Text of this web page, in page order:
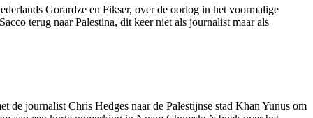
Gorardze en Fikser, over de oorlog in het voormalige
terug naar Palestina, dit keer niet als journalist maar als
journalist Chris Hedges naar de Palestijnse stad Khan Yunus om